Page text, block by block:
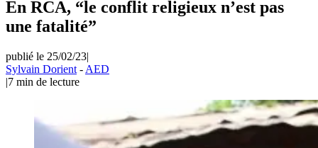
En RCA, “le conflit religieux n’est pas
une fatalité”
publié le 25/02/23|
Sylvain Dorient - AED
|7 min de lecture